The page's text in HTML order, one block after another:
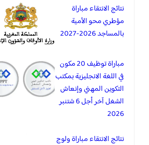
نتائج الانتقاء مباراة
مؤطري محو الأمية
بالمساجد 2026-2027
مباراة توظيف 20 مكون
في اللغة الانجليزية بمكتب
التكوين المهني وإنعاش
الشغل آخر أجل 6 شتنبر
2026
نتائج الانتقاء مباراة ولوج